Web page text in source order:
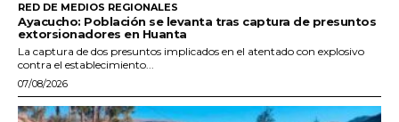
RED DE MEDIOS REGIONALES
Ayacucho: Población se levanta tras captura de presuntos
extorsionadores en Huanta
La captura de dos presuntos implicados en el atentado con explosivo
contra el establecimiento...
07/08/2026